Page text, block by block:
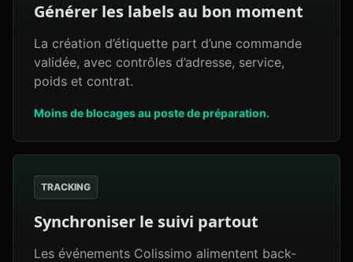
Générer les labels au bon moment
La création d’étiquette part d’une commande
validée, avec contrôles d’adresse, service,
poids et contrat.
Moins de blocages au poste de préparation.
TRACKING
Synchroniser le suivi partout
Les événements Colissimo alimentent back-